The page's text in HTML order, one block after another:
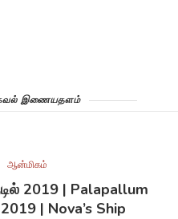
இணையதளம்
ஆன்மிகம்
2019 | Palapallum
| Nova’s Ship